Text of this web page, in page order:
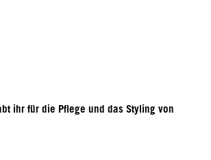
ihr für die Pflege und das Styling von